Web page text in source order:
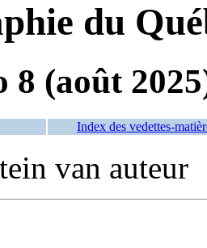
du
8 (août
Index des vedettes-
van auteur